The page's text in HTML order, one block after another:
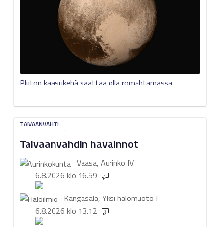
Pluton kaasukehä saattaa olla romahtamassa
TAIVAANVAHTI
Taivaanvahdin havainnot
Vaasa, Aurinko IV
6.8.2026 klo 16.59
9
Kangasala, Yksi halomuoto I
6.8.2026 klo 13.12
3